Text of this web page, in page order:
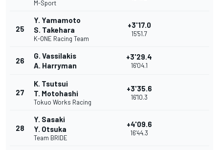
M-Sport
25
Y. Yamamoto
S. Takehara
K-ONE Racing Team
+3'17.0
15'51.7
26
G. Vassilakis
A. Harryman
+3'29.4
16'04.1
27
K. Tsutsui
T. Motohashi
Tokuo Works Racing
+3'35.6
16'10.3
28
Y. Sasaki
Y. Otsuka
Team BRIDE
+4'09.6
16'44.3